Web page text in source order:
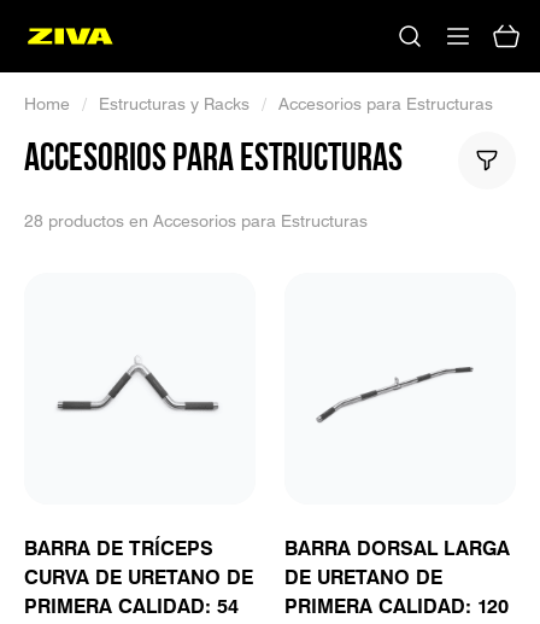
No hay resultados
Home / Estructuras y Racks / Accesorios para Estructuras
ACCESORIOS PARA ESTRUCTURAS
28 productos en Accesorios para Estructuras
BARRA DE TRÍCEPS
CURVA DE URETANO DE
PRIMERA CALIDAD: 54
BARRA DORSAL LARGA
DE URETANO DE
PRIMERA CALIDAD: 120